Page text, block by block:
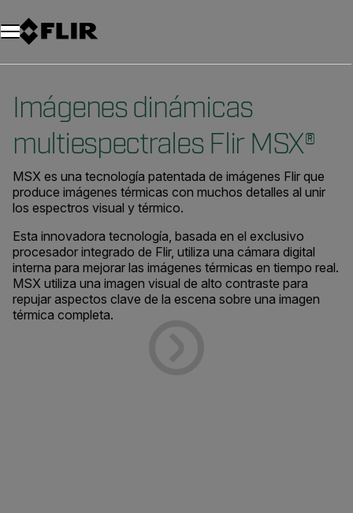
Unread messages
Modelo
Eliminar
artículos
artículo
Añadir al carro
Añadido al carro
Imágenes dinámicas
multiespectrales Flir MSX®
MSX es una tecnología patentada de imágenes Flir que
produce imágenes térmicas con muchos detalles al unir
los espectros visual y térmico.
Esta innovadora tecnología, basada en el exclusivo
procesador integrado de Flir, utiliza una cámara digital
interna para mejorar las imágenes térmicas en tiempo real.
MSX utiliza una imagen visual de alto contraste para
repujar aspectos clave de la escena sobre una imagen
térmica completa.